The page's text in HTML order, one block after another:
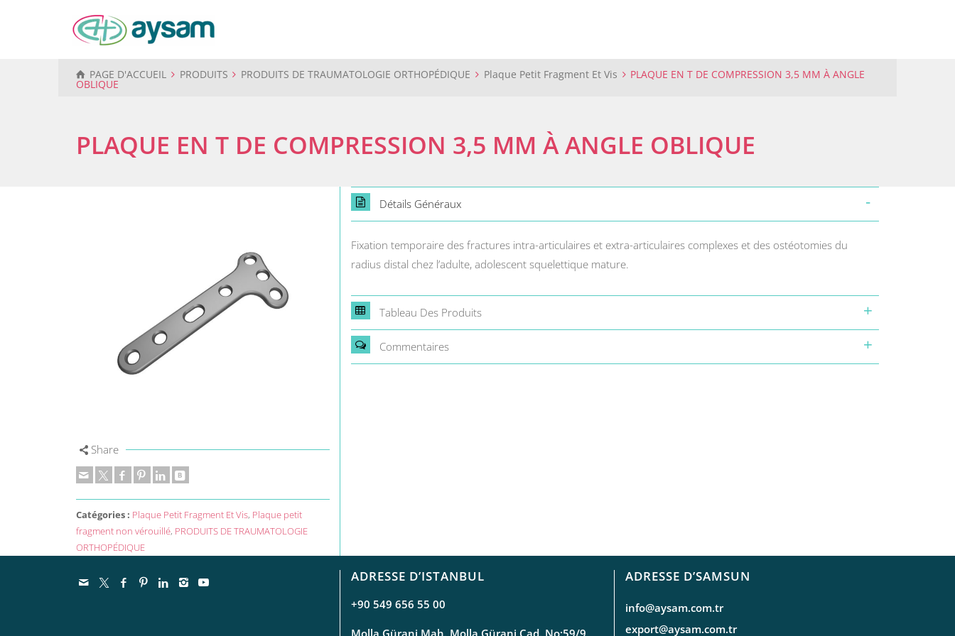
PAGE D'ACCUEIL PRODUITS PRODUITS DE TRAUMATOLOGIE ORTHOPÉDIQUE Plaque Petit Fragment Et Vis PLAQUE EN T DE COMPRESSION 3,5 MM À ANGLE
OBLIQUE
PLAQUE EN T DE COMPRESSION 3,5 MM À ANGLE OBLIQUE
Share
Catégories : Plaque Petit Fragment Et Vis, Plaque petit
fragment non vérouillé, PRODUITS DE TRAUMATOLOGIE
ORTHOPÉDIQUE
Détails Généraux
Fixation temporaire des fractures intra-articulaires et extra-articulaires complexes et des ostéotomies du
radius distal chez l’adulte, adolescent squelettique mature.
Tableau Des Produits
Commentaires
ADRESSE D’ISTANBUL
+90 549 656 55 00
Molla Gürani Mah. Molla Gürani Cad. No:59/9
ADRESSE D’SAMSUN
info@aysam.com.tr
export@aysam.com.tr